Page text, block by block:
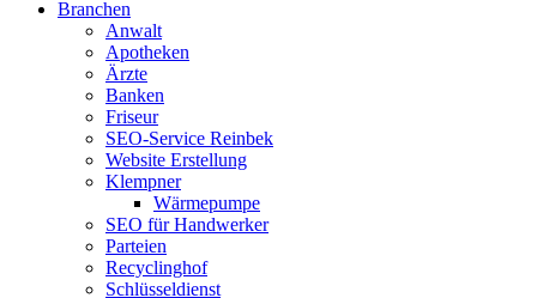
Branchen
Anwalt
Apotheken
Ärzte
Banken
Friseur
SEO-Service Reinbek
Website Erstellung
Klempner
Wärmepumpe
SEO für Handwerker
Parteien
Recyclinghof
Schlüsseldienst